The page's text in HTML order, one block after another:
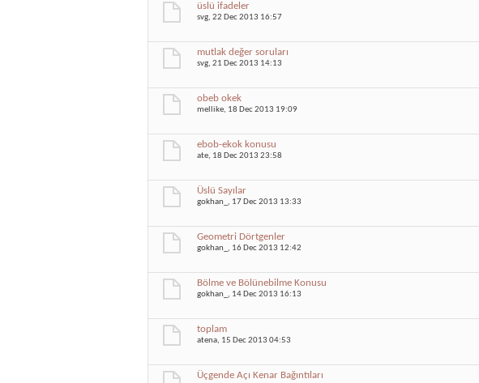
üslü ifadeler
svg, 22 Dec 2013 16:57
mutlak değer soruları
svg, 21 Dec 2013 14:13
obeb okek
mellike, 18 Dec 2013 19:09
ebob-ekok konusu
ate, 18 Dec 2013 23:58
Üslü Sayılar
gokhan_ , 17 Dec 2013 13:33
Geometri Dörtgenler
gokhan_ , 16 Dec 2013 12:42
Bölme ve Bölünebilme Konusu
gokhan_ , 14 Dec 2013 16:13
toplam
atena, 15 Dec 2013 04:53
Üçgende Açı Kenar Bağıntıları